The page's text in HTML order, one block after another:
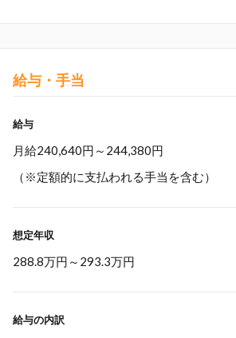
給与・手当
給与
月給240,640円～244,380円
（※定額的に支払われる手当を含む）
想定年収
288.8万円 ～ 293.3万円
給与の内訳